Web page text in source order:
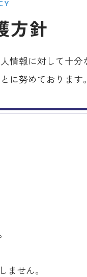
方針
報に対して十分
に努めております。
せん。